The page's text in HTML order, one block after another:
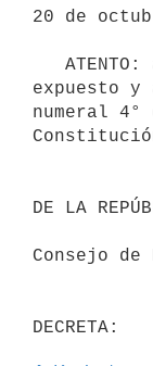
20 de
expuesto
numeral
DE LA
Consejo